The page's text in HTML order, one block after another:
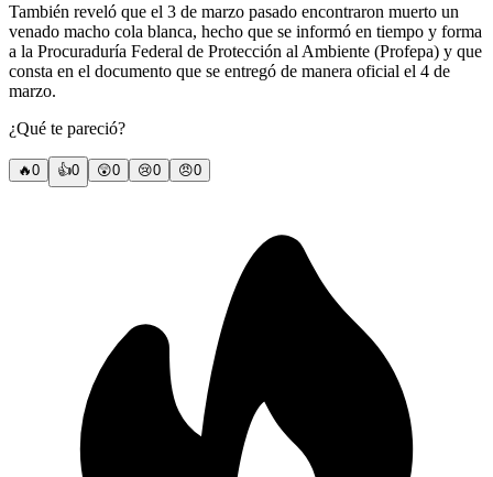
También reveló que el 3 de marzo pasado encontraron muerto un
venado macho cola blanca, hecho que se informó en tiempo y forma
a la Procuraduría Federal de Protección al Ambiente (Profepa) y que
consta en el documento que se entregó de manera oficial el 4 de
marzo.
¿Qué te pareció?
🔥0 👍0 😲0 😢0 😠0